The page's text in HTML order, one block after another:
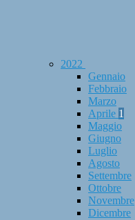
2022
Gennaio
Febbraio
Marzo
Aprile 1
Maggio
Giugno
Luglio
Agosto
Settembre
Ottobre
Novembre
Dicembre